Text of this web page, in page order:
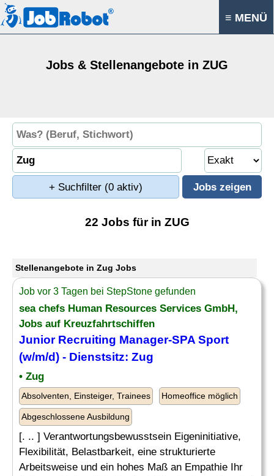
≡ MENÜ
Jobs & Stellenangebote in ZUG
+ Suchfilter (0 aktiv)
22 Jobs für in ZUG
Stellenangebote in Zug Jobs
Job vor 3 Tagen bei StepStone gefunden
sea chefs Human Resources Services GmbH,
Jobs auf Kreuzfahrtschiffen
Junior Recruiting Manager-SPA Sport
(w/m/d) - Dienstsitz: Zug
• Zug
Absolventen, Einsteiger, Trainees Homeoffice möglich
Abgeschlossene Ausbildung
[. .. ] Verantwortungsbewusstsein Eigeninitiative,
Flexibilität, Belastbarkeit, eine strukturierte
Arbeitsweise und ein hohes Maß an Empathie Ihr